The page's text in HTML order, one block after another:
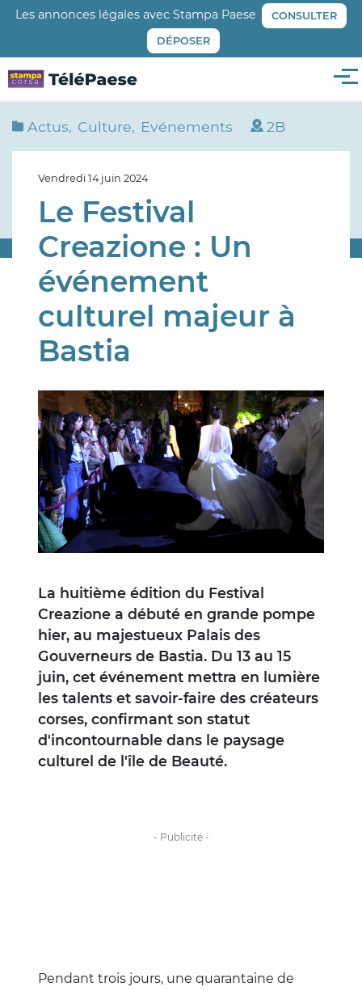
Aller
principal
Les annonces légales avec Stampa Paese CONSULTER
DÉPOSER
Actus Culture Evénements 2B
Vendredi 14 juin 2024
Le Festival
Creazione : Un
événement
culturel majeur à
Bastia
Image
La huitième édition du Festival
Creazione a débuté en grande pompe
hier, au majestueux Palais des
Gouverneurs de Bastia. Du 13 au 15
juin, cet événement mettra en lumière
les talents et savoir-faire des créateurs
corses, confirmant son statut
d'incontournable dans le paysage
culturel de l'île de Beauté.
Pendant trois jours, une quarantaine de